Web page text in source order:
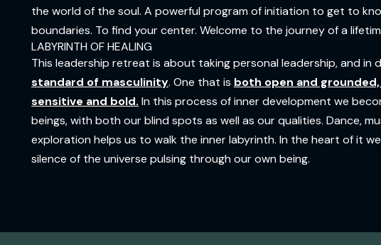
the world of the soul. A powerful program of initiation to get to
boundaries. To find your center. Welcome to the journey of a
LABYRINTH OF HEALING
This leadership retreat is about taking personal leadership, and in
standard of masculinity. One that is both open and
sensitive and bold. In this process of inner development we
beings, with both our blind spots as well as our qualities. Dance,
exploration helps us to walk the inner labyrinth. In the heart of it
silence of the universe pulsing through our own being.